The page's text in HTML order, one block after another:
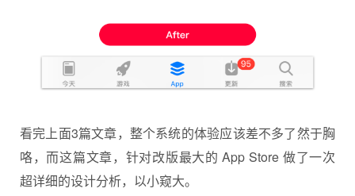
看完上面3篇文章，整个系统的体验应该差不多了然于胸
咯，而这篇文章，针对改版最大的App Store 做了一次
超详细的设计分析，以小窥大。